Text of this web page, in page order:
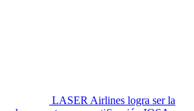
LASER Airlines logra ser la